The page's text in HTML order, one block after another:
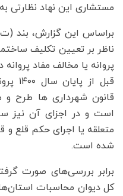
مستشاری این نهاد نظارتی
ناظر بر تعیین تکلیف
پروانه یا مخالف مفاد
قانون شهرداری ها طرح و
است و در اجزای آن نیز
متعلقه یا اجرای حکم قلع
شده است.
برابر بررسی‌های صورت
کل دیوان محاسبات